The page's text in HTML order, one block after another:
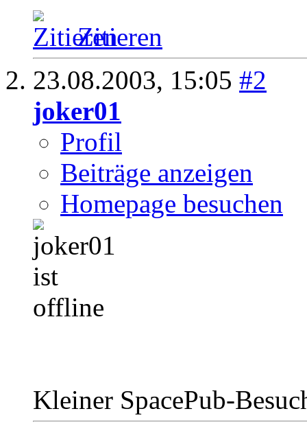
Zitieren
23.08.2003, 15:05 #2
joker01
Profil
Beiträge anzeigen
Homepage besuchen
Kleiner SpacePub-